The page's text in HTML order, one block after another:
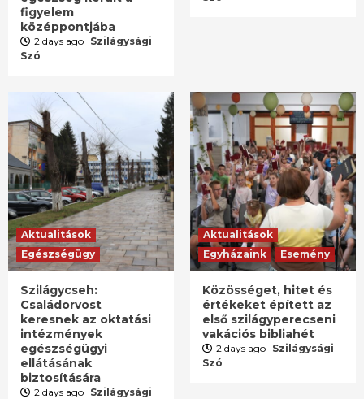
figyelem
középpontjába
2 days ago Szilágysági
Szó
Aktualitások
Egészségügy
Szilágycseh:
Családorvost
keresnek az oktatási
intézmények
egészségügyi
ellátásának
biztosítására
2 days ago Szilágysági
Aktualitások
Egyházaink
Esemény
Közösséget, hitet és
értékeket épített az
első szilágyperecseni
vakációs bibliahét
2 days ago Szilágysági
Szó